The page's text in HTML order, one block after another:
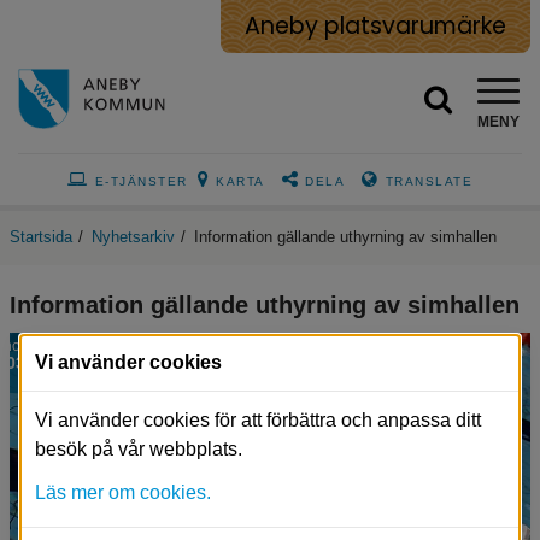
Aneby platsvarumärke
MENY
E-TJÄNSTER KARTA DELA TRANSLATE
Startsida / Nyhetsarkiv / Information gällande uthyrning av simhallen
Information gällande uthyrning av simhallen
nov
03 Vi använder cookies
Vi använder cookies för att förbättra och anpassa ditt
besök på vår webbplats.
Läs mer om cookies.